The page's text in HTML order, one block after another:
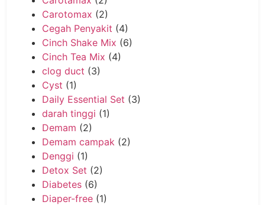
Carotomax (2)
Cegah Penyakit (4)
Cinch Shake Mix (6)
Cinch Tea Mix (4)
clog duct (3)
Cyst (1)
Daily Essential Set (3)
darah tinggi (1)
Demam (2)
Demam campak (2)
Denggi (1)
Detox Set (2)
Diabetes (6)
Diaper-free (1)